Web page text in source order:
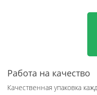
Работа на качество
Качественная упаковка